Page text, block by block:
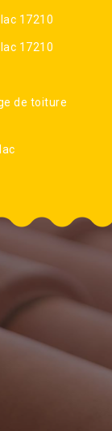
17210
17210
de toiture